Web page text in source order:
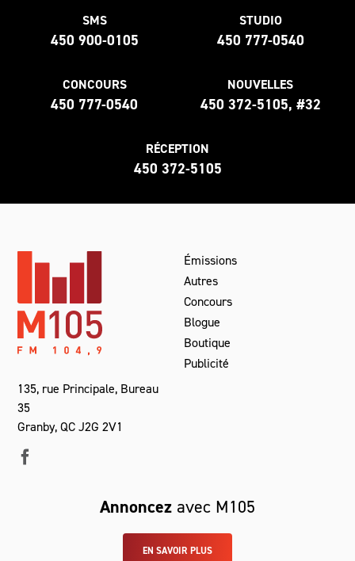
SMS
450 900-0105
STUDIO
450 777-0540
CONCOURS
450 777-0540
NOUVELLES
450 372-5105, #32
RÉCEPTION
450 372-5105
135, rue Principale, Bureau
35
Granby, QC J2G 2V1
Émissions
Autres
Concours
Blogue
Boutique
Publicité
Annoncez avec M105
EN SAVOIR PLUS